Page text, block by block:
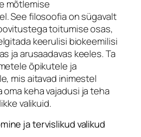
mõtlemise
See filosoofia on sügavalt
toitumise osas,
keerulisi biokeemilisi
ja arusaadavas keeles. Ta
õpikutele ja
mis aitavad inimestel
keha vajadusi ja teha
valikuid.
ja tervislikud valikud